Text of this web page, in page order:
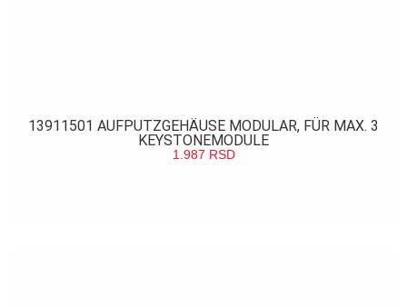
13911501 AUFPUTZGEHÄUSE MODULAR, FÜR MAX. 3
KEYSTONEMODULE
1.987 RSD